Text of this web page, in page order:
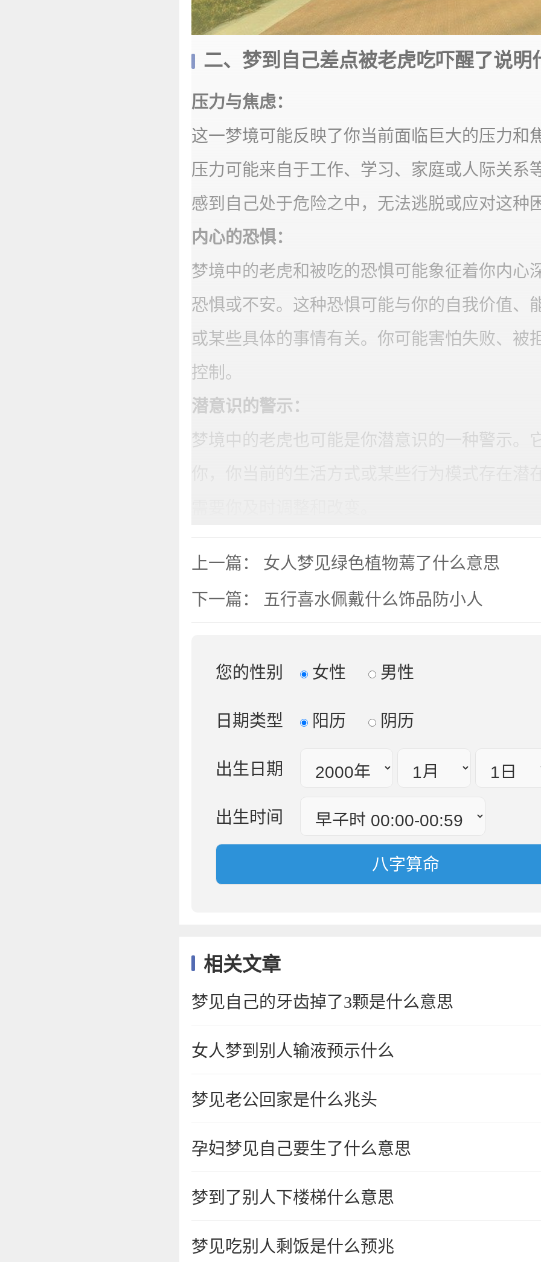
二、梦到自己差点被老虎吃吓醒了说明
‌压力与焦虑‌：
这一梦境可能反映了你当前面临巨大的压力和
压力可能来自于工作、学习、家庭或人际关系
感到自己处于危险之中，无法逃脱或应对这种
‌内心的恐惧‌：
梦境中的老虎和被吃的恐惧可能象征着你内心
恐惧或不安。这种恐惧可能与你的自我价值、
或某些具体的事情有关。你可能害怕失败、被
控制。
‌潜意识的警示‌：
梦境中的老虎也可能是你潜意识的一种警示。
上一篇： 女人梦见绿色植物蔫了什么意思
下一篇： 五行喜水佩戴什么饰品防小人
您的性别 女性 男性
日期类型 阳历 阴历
出生日期
出生时间
相关文章
梦见自己的牙齿掉了3颗是什么意思
女人梦到别人输液预示什么
梦见老公回家是什么兆头
孕妇梦见自己要生了什么意思
梦到了别人下楼梯什么意思
梦见吃别人剩饭是什么预兆